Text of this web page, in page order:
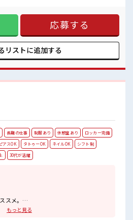
スメ。 残業は月20時間以上あります♪ ≪髪
色自由で明るすぎたり奇抜でなければOK
能的な制服アリ≫ 制服があるので、 毎日
♪ ≪未経験OKの仕事≫ 新しいことにチャ
安だけど、 しっかり働く環境が整っていま
ルUP・ステップUP目指していきましょ
休憩室で自分タイム！ のんびりスマホチェ
応募する
リストに追加する
長期の仕事 制服あり 休憩室あり
ロッカー完備
アスOK タトゥーOK ネイルOK
シフト制
30代が活躍
スメ。
す♪もっと見る